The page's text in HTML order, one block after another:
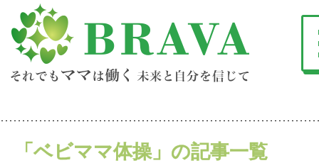
「ベビママ体操」の記事一覧